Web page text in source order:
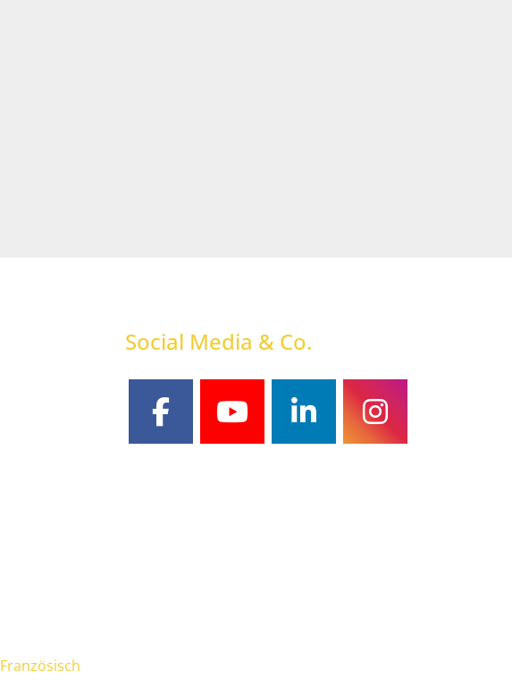
Social Media & Co.
facebookyoutubelinkedininstagram
Französisch